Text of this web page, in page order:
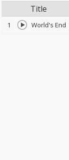
Title
1 World's End